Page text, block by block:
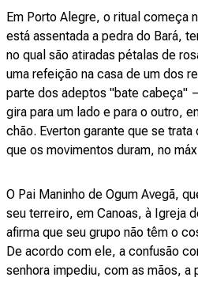
Em Porto Alegre, o ritual começa
está assentada a pedra do Bará,
no qual são atiradas pétalas de
uma refeição na casa de um dos
parte dos adeptos "bate cabeça"
gira para um lado e para o outro,
chão. Everton garante que se
que os movimentos duram, no
O Pai Maninho de Ogum Avegã,
seu terreiro, em Canoas, à Igreja
afirma que seu grupo não têm o
De acordo com ele, a confusão
senhora impediu, com as mãos, a